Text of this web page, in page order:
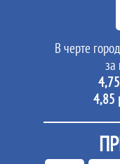
В черте
за
4,85